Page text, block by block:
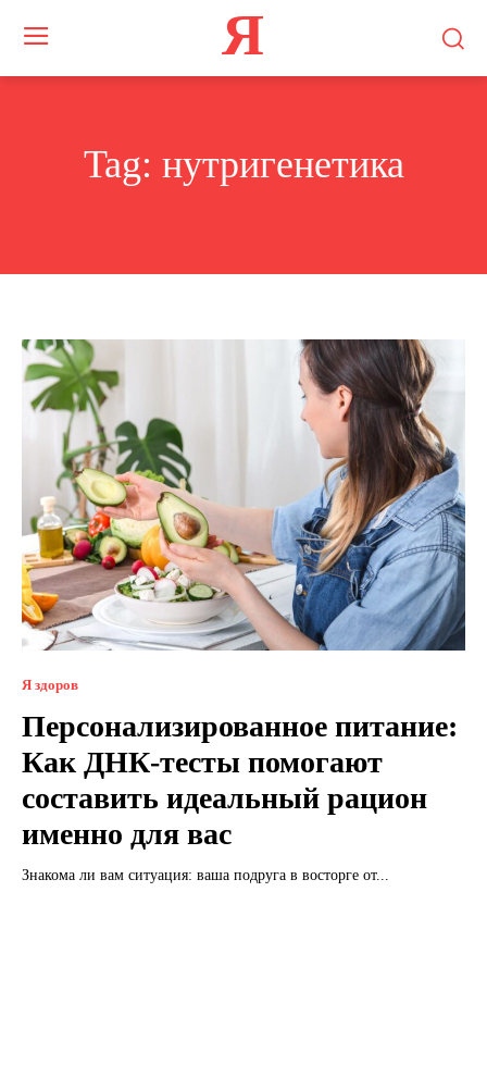
Я
Tag: нутригенетика
Я здоров
Персонализированное питание:
Как ДНК-тесты помогают
составить идеальный рацион
именно для вас
Знакома ли вам ситуация: ваша подруга в восторге от...